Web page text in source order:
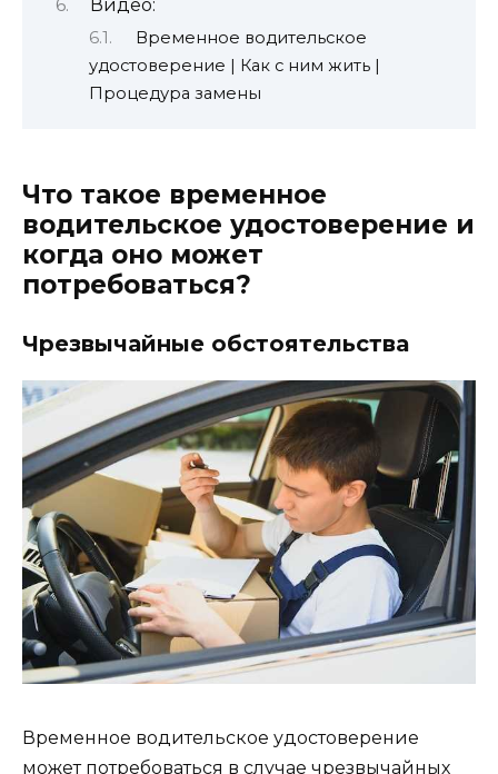
Видео:
Временное водительское
удостоверение | Как с ним жить |
Процедура замены
Что такое временное
водительское удостоверение и
когда оно может
потребоваться?
Чрезвычайные обстоятельства
Временное водительское удостоверение
может потребоваться в случае чрезвычайных